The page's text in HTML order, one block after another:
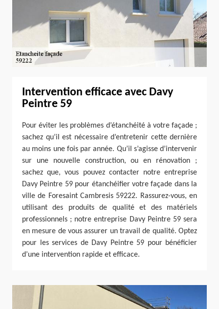
Intervention efficace avec Davy
Peintre 59
Pour éviter les problèmes d’étanchéité à votre façade ;
sachez qu’il est nécessaire d’entretenir cette dernière
au moins une fois par année. Qu’il s’agisse d’intervenir
sur une nouvelle construction, ou en rénovation ;
sachez que, vous pouvez contacter notre entreprise
Davy Peintre 59 pour étanchéifier votre façade dans la
ville de Foresaint Cambresis 59222. Rassurez-vous, en
utilisant des produits de qualité et des matériels
professionnels ; notre entreprise Davy Peintre 59 sera
en mesure de vous assurer un travail de qualité. Optez
pour les services de Davy Peintre 59 pour bénéficier
d’une intervention rapide et efficace.